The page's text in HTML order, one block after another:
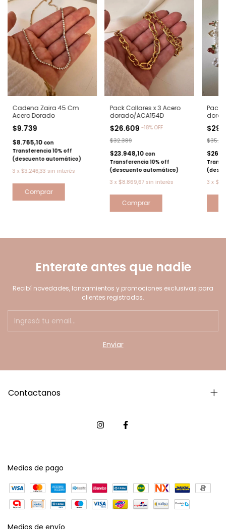
Cadena Zaira 45 Cm
Acero Dorado
$9.739
$8.765,10 con
Transferencia 10% off
(descuento automático)
3 x $3.246,33 sin interés
Pack Collares x 3 Acero
dorado/ACA154D
$26.609 -18%OFF
$32.389
$23.948,10 con
Transferencia 10% off
(descuento automático)
3 x $8.869,67 sin interés
Pack
3 x
Enterate antes que nadie
Recibí novedades, lanzamientos y promociones exclusivas para
clientes registrados.
Contactanos
Medios de pago